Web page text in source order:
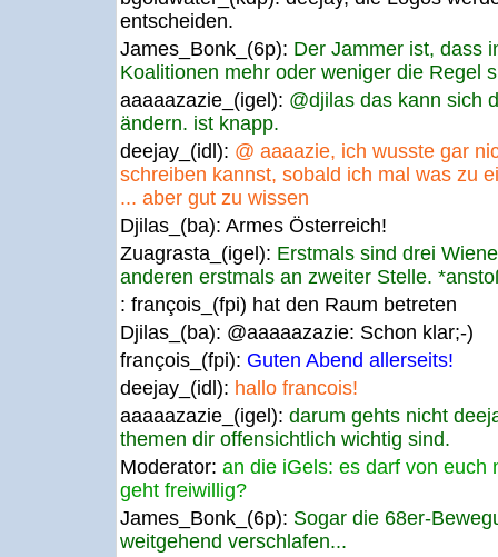
entscheiden.
James_Bonk_(6p): Der Jammer ist, dass
Koalitionen mehr oder weniger die Regel
aaaaazazie_(igel): @djilas das kann sich
ändern. ist knapp.
deejay_(idl): @ aaaazie, ich wusste gar
schreiben kannst, sobald ich mal was zu
... aber gut zu wissen
Djilas_(ba): Armes Österreich!
Zuagrasta_(igel): Erstmals sind drei
anderen erstmals an zweiter Stelle.
: françois_(fpi) hat den Raum betreten
Djilas_(ba): @aaaaazazie: Schon klar;-)
françois_(fpi): Guten Abend allerseits!
deejay_(idl): hallo francois!
aaaaazazie_(igel): darum gehts nicht
themen dir offensichtlich wichtig sind.
Moderator: an die iGels: es darf von euch
geht freiwillig?
James_Bonk_(6p): Sogar die 68er-
weitgehend verschlafen...